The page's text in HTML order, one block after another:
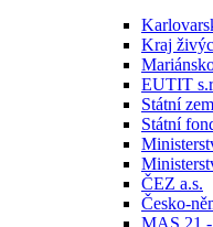
Kraj
EUTIT
Státní
Státní
ČEZ a.s.
Česko-
MAS 21 -